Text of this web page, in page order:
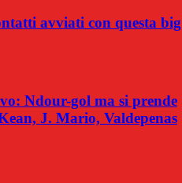
avviati con questa big
Ndour-gol ma si prende
J. Mario, Valdepenas